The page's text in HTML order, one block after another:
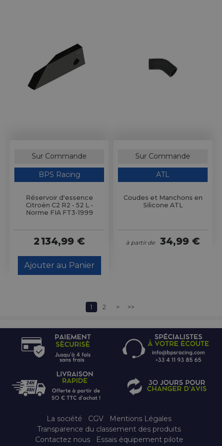
Sur Commande
BPS Racing
Réservoir d'essence
Citroën C2 R2 - 52 L -
Norme FIA FT3-1999
2 134,99 €
Ajouter au Panier
Sur Commande
ATL
Coudes et Manchons en
Silicone ATL
à partir de 34,99 €
1 2 > >>
La société CGV
Mentions Légales
Transparence du classement des produits
Contactez nous
Essais équipement pilote